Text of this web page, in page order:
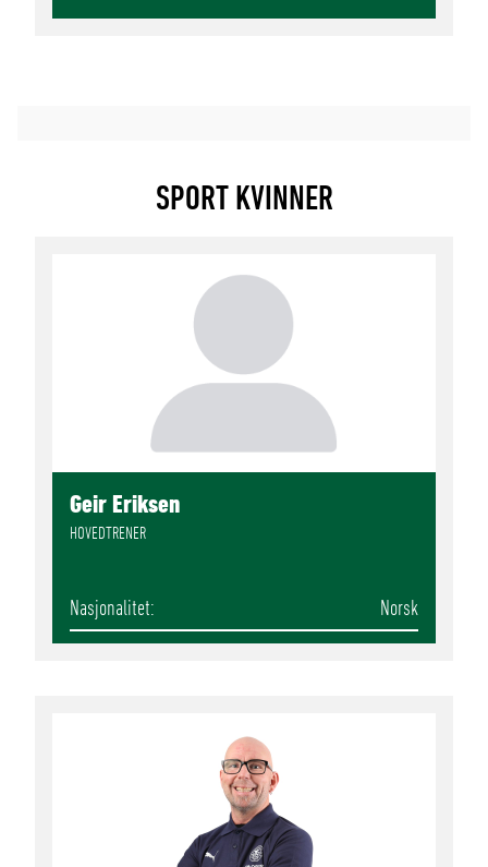
SPORT KVINNER
Geir Eriksen
HOVEDTRENER
Nasjonalitet Norsk